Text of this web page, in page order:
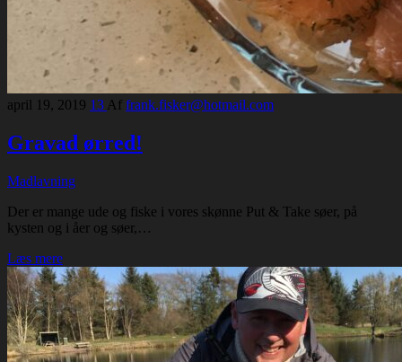
april 19, 2019 13 Af frank.fisker@hotmail.com
Gravad ørred!
Madlavning
Der er mange ude og fiske i vores skønne Put & Take søer, på
kysten og i åer og søer,…
Læs mere